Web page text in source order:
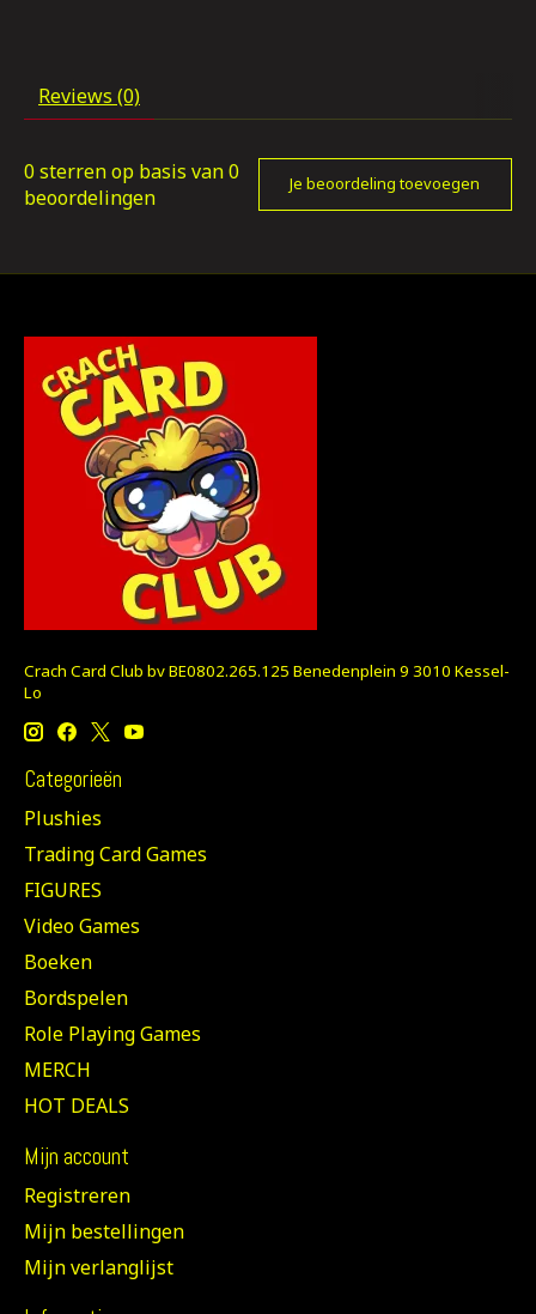
Reviews (0)
0 sterren op basis van0
beoordelingen
Je beoordeling toevoegen
Crach Card Club bv BE0802.265.125 Benedenplein 9 3010 Kessel-
Lo
Categorieën
Plushies
Trading Card Games
FIGURES
Video Games
Boeken
Bordspelen
Role Playing Games
MERCH
HOT DEALS
Mijn account
Registreren
Mijn bestellingen
Mijn verlanglijst